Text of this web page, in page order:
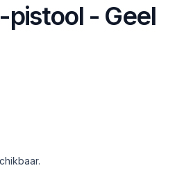
pistool - Geel